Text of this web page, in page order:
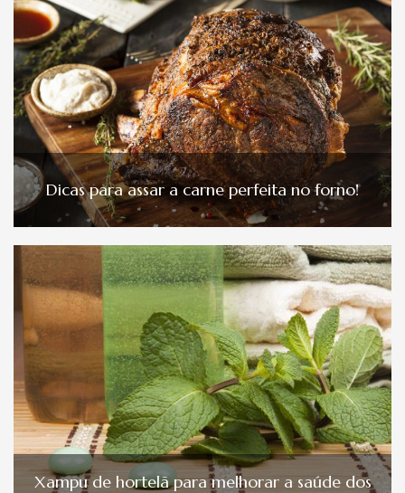
Dicas para assar a carne perfeita no forno!
Xampu de hortelã para melhorar a saúde dos